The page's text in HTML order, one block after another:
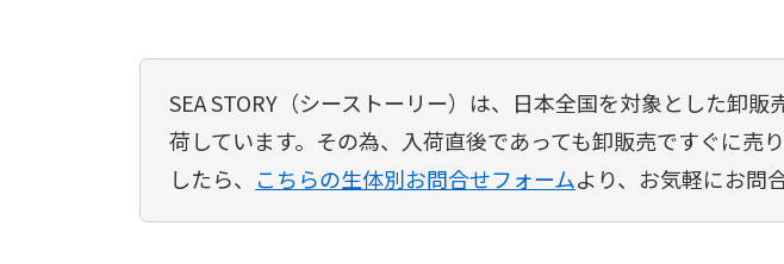
SEA STORY（シーストーリー）は、日本全国を対象とした卸
荷しています。その為、入荷直後であっても卸販売ですぐに売
したら、
こちらの生体別お問合せフォームより、お気軽にお問